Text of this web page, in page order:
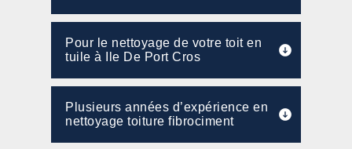
Pour le nettoyage de votre toit en
tuile à Ile De Port Cros
Plusieurs années d’expérience en
nettoyage toiture fibrociment